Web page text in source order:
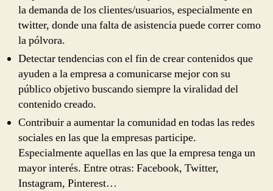
la demanda de los clientes/usuarios, especialmente en
twitter, donde una falta de asistencia puede correr como
la pólvora.
Detectar tendencias con el fin de crear contenidos que
ayuden a la empresa a comunicarse mejor con su
público objetivo buscando siempre la viralidad del
contenido creado.
Contribuir a aumentar la comunidad en todas las redes
sociales en las que la empresas participe.
Especialmente aquellas en las que la empresa tenga un
mayor interés. Entre otras: Facebook, Twitter,
Instagram, Pinterest…